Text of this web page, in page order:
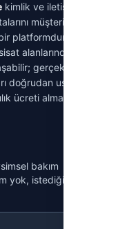
kimlik ve iletişim
müşterilerle
platformdur. Su tesisatı,
alanlarında ihtiyacınıza
gerçek müşteri
doğrudan ustayla
ücreti almaz.
bakım
yok, istediğin